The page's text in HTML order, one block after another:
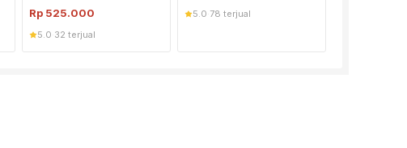
Rp 525.000
5.0 32 terjual
5.0 78 terjual